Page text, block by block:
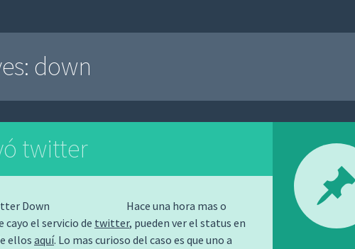
down
twitter
Hace una hora mas o
cayo el servicio de twitter, pueden ver el status en
ellosaquí. Lo mas curioso del caso es que uno a